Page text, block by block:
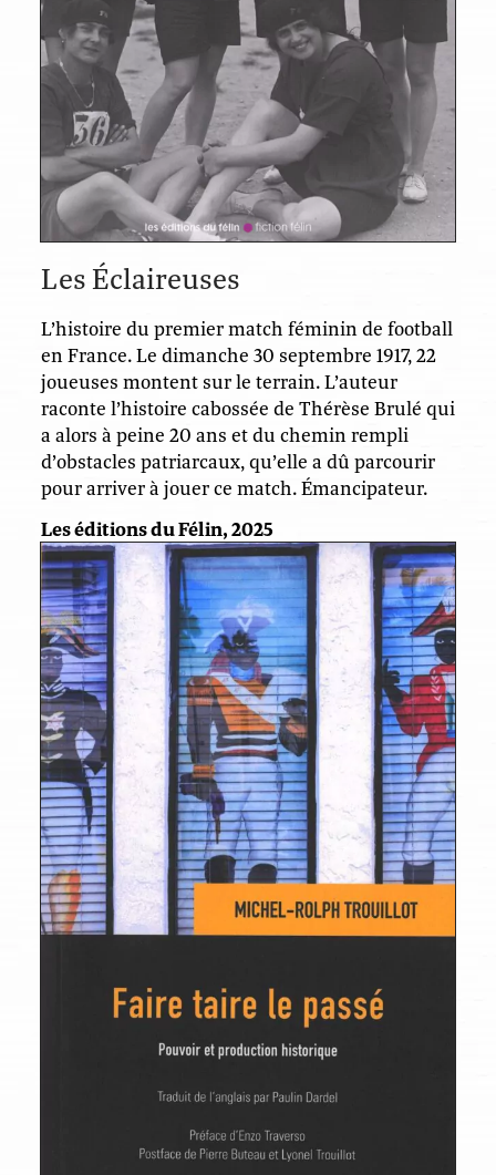
Les Éclaireuses
L’histoire du premier match féminin de football
en France. Le dimanche 30 septembre 1917, 22
joueuses montent sur le terrain. L’auteur
raconte l’histoire cabossée de Thérèse Brulé qui
a alors à peine 20 ans et du chemin rempli
d’obstacles patriarcaux, qu’elle a dû parcourir
pour arriver à jouer ce match. Émancipateur.
Les éditions du Félin, 2025